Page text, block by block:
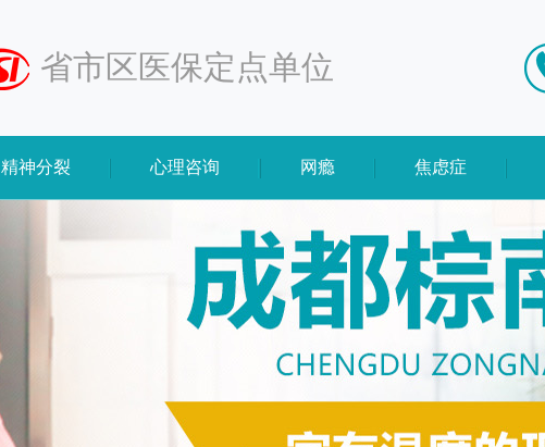
省市区医保定点单位
精神分裂 心理咨询 网瘾 焦虑症